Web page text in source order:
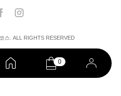
0
스. ALL RIGHTS RESERVED